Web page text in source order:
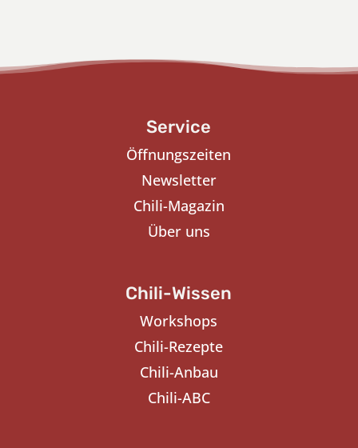
Service
Öffnungszeiten
Newsletter
Chili-Magazin
Über uns
Chili-Wissen
Workshops
Chili-Rezepte
Chili-Anbau
Chili-ABC